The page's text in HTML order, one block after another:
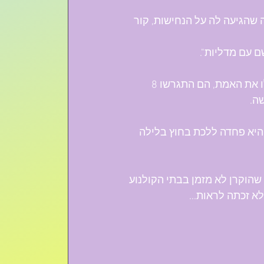
לה על הנחישות, קור
עם מדליות".
פחדה ללכת בחוץ בלילה
בגיל 75, ואת הסרט "סבוי" שהוקרן לא מזמן בבתי הקולנוע